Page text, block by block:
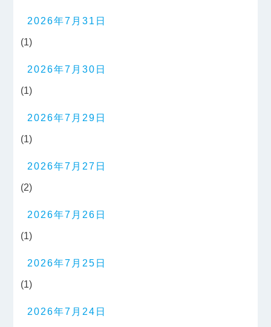
2026年7月31日
(1)
2026年7月30日
(1)
2026年7月29日
(1)
2026年7月27日
(2)
2026年7月26日
(1)
2026年7月25日
(1)
2026年7月24日